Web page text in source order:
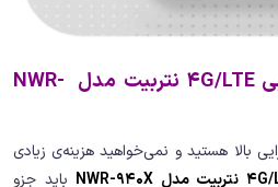
خرید و قیمت مودم جیبی 4G/LTE نتربیت مدل NWR-
بالا هستید و نمی‌خواهید هزینه‌ی زیادی
باید جزو